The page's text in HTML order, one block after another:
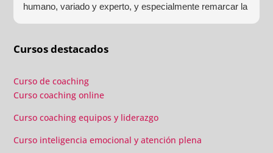
humano, variado y experto, y especialmente remarcar la
añadido con multitud de formaciones, seminarios y
gran liderazgo de Beatriz Ricondo!!!
Cursos destacados
Curso de coaching
Curso coaching online
Curso coaching equipos y liderazgo
Curso inteligencia emocional y atención plena